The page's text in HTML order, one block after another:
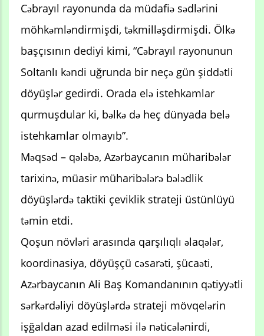
Cəbrayıl rayonunda da müdafiə sədlərini
möhkəmləndirmişdi, təkmilləşdirmişdi. Ölkə
başçısının dediyi kimi, “Cəbrayıl rayonunun
Soltanlı kəndi uğrunda bir neçə gün şiddətli
döyüşlər gedirdi. Orada elə istehkamlar
qurmuşdular ki, bəlkə də heç dünyada belə
istehkamlar olmayıb”.
Məqsəd – qələbə, Azərbaycanın müharibələr
tarixinə, müasir müharibələrə bələdlik
döyüşlərdə taktiki çeviklik strateji üstünlüyü
təmin etdi.
Qoşun növləri arasında qarşılıqlı əlaqələr,
koordinasiya, döyüşçü cəsarəti, şücaəti,
Azərbaycanın Ali Baş Komandanının qətiyyətli
sərkərdəliyi döyüşlərdə strateji mövqelərin
işğaldan azad edilməsi ilə nəticələnirdi,